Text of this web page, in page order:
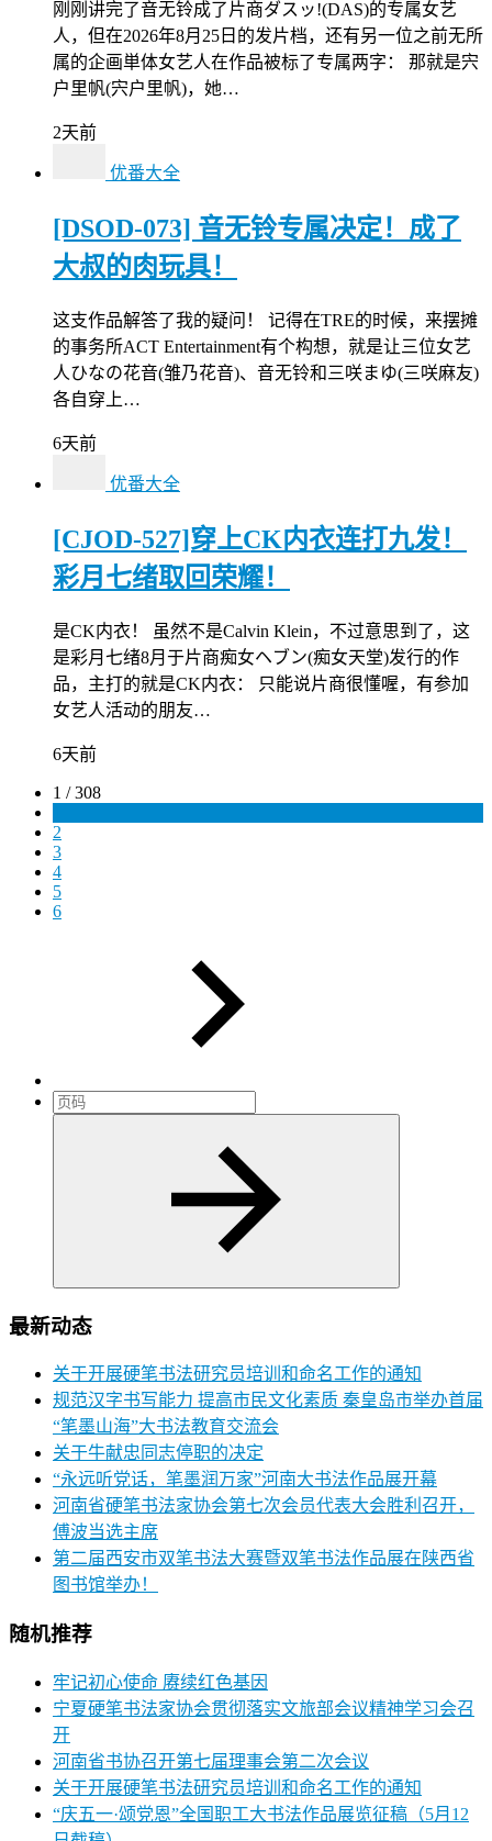
刚刚讲完了音无铃成了片商ダスッ!(DAS)的专属女艺
人，但在2026年8月25日的发片档，还有另一位之前无所
属的企画単体女艺人在作品被标了专属两字： 那就是宍
户里帆(宍户里帆)，她…
2天前
优番大全
[DSOD-073] 音无铃专属决定！成了
大叔的肉玩具！
这支作品解答了我的疑问！ 记得在TRE的时候，来摆摊
的事务所ACT Entertainment有个构想，就是让三位女艺
人ひなの花音(雏乃花音)、音无铃和三咲まゆ(三咲麻友)
各自穿上…
6天前
优番大全
[CJOD-527]穿上CK内衣连打九发！
彩月七绪取回荣耀！
是CK内衣！ 虽然不是Calvin Klein，不过意思到了，这
是彩月七绪8月于片商痴女ヘブン(痴女天堂)发行的作
品，主打的就是CK内衣： 只能说片商很懂喔，有参加
女艺人活动的朋友…
6天前
1 / 308
2
3
4
5
6
最新动态
关于开展硬笔书法研究员培训和命名工作的通知
规范汉字书写能力 提高市民文化素质 秦皇岛市举办首届
“笔墨山海”大书法教育交流会
关于牛献忠同志停职的决定
“永远听党话，笔墨润万家”河南大书法作品展开幕
河南省硬笔书法家协会第七次会员代表大会胜利召开，
傅波当选主席
第二届西安市双笔书法大赛暨双笔书法作品展在陕西省
图书馆举办！
随机推荐
牢记初心使命 赓续红色基因
宁夏硬笔书法家协会贯彻落实文旅部会议精神学习会召
开
河南省书协召开第七届理事会第二次会议
关于开展硬笔书法研究员培训和命名工作的通知
“庆五一·颂党恩”全国职工大书法作品展览征稿（5月12